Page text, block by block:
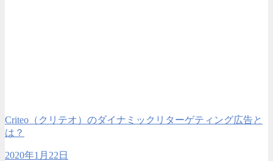
Criteo（クリテオ）のダイナミックリターゲティング広告と
は？
2020年1月22日